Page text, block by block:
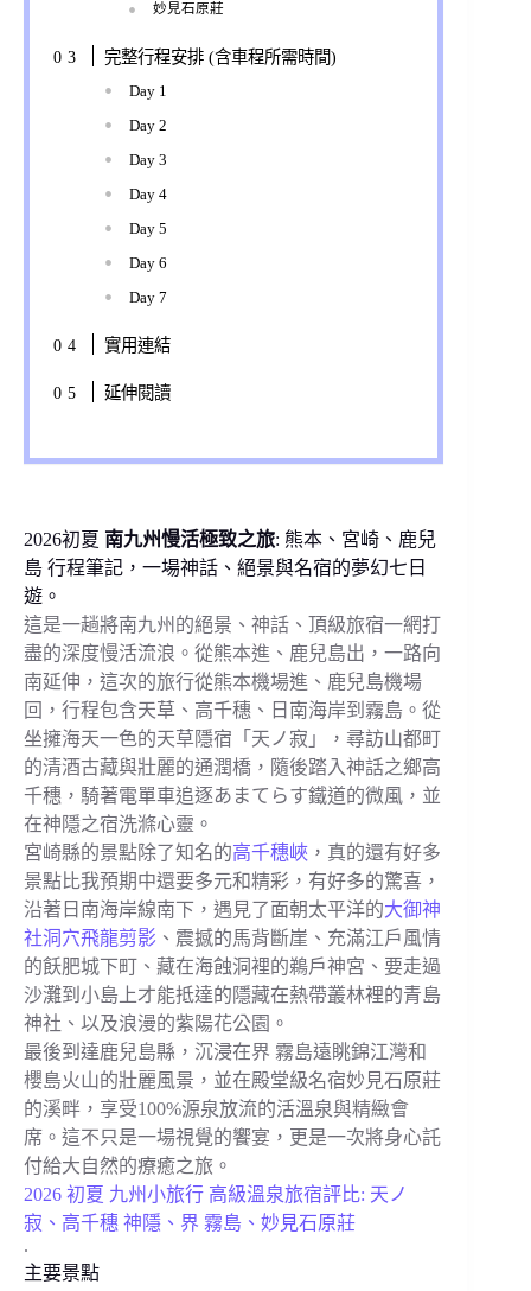
妙見石原莊
完整行程安排 (含車程所需時間)
Day 1
Day 2
Day 3
Day 4
Day 5
Day 6
Day 7
實用連結
延伸閱讀
2026初夏 南九州慢活極致之旅: 熊本、宮崎、鹿兒
島 行程筆記，一場神話、絕景與名宿的夢幻七日
遊。
這是一趟將南九州的絕景、神話、頂級旅宿一網打
盡的深度慢活流浪。從熊本進、鹿兒島出，一路向
南延伸，這次的旅行從熊本機場進、鹿兒島機場
回，行程包含天草、高千穗、日南海岸到霧島。從
坐擁海天一色的天草隱宿「天ノ寂」，尋訪山都町
的清酒古藏與壯麗的通潤橋，隨後踏入神話之鄉高
千穗，騎著電單車追逐あまてらす鐵道的微風，並
在神隱之宿洗滌心靈。
宮崎縣的景點除了知名的高千穗峽 ，真的還有好多
景點比我預期中還要多元和精彩，有好多的驚喜，
沿著日南海岸線南下，遇見了面朝太平洋的大御神
社洞穴飛龍剪影 、震撼的馬背斷崖、充滿江戶風情
的飫肥城下町、藏在海蝕洞裡的鵜戶神宮、要走過
沙灘到小島上才能抵達的隱藏在熱帶叢林裡的青島
神社、以及浪漫的紫陽花公園。
最後到達鹿兒島縣，沉浸在界 霧島遠眺錦江灣和
櫻島火山的壯麗風景，並在殿堂級名宿妙見石原莊
的溪畔，享受100%源泉放流的活溫泉與精緻會
席。這不只是一場視覺的饗宴，更是一次將身心託
付給大自然的療癒之旅。
2026 初夏 九州小旅行 高級溫泉旅宿評比: 天ノ
寂、高千穗 神隱、界 霧島、妙見石原莊
.
主要景點